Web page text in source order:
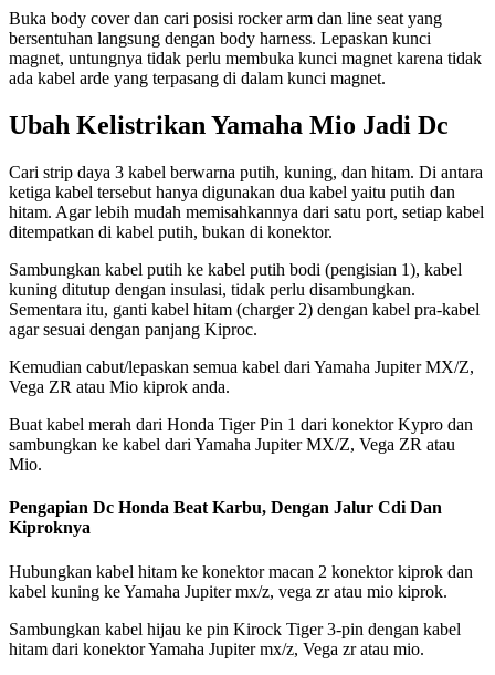
Buka body cover dan cari posisi rocker arm dan line seat yang
bersentuhan langsung dengan body harness. Lepaskan kunci
magnet, untungnya tidak perlu membuka kunci magnet karena tidak
ada kabel arde yang terpasang di dalam kunci magnet.
Ubah Kelistrikan Yamaha Mio Jadi Dc
Cari strip daya 3 kabel berwarna putih, kuning, dan hitam. Di antara
ketiga kabel tersebut hanya digunakan dua kabel yaitu putih dan
hitam. Agar lebih mudah memisahkannya dari satu port, setiap kabel
ditempatkan di kabel putih, bukan di konektor.
Sambungkan kabel putih ke kabel putih bodi (pengisian 1), kabel
kuning ditutup dengan insulasi, tidak perlu disambungkan.
Sementara itu, ganti kabel hitam (charger 2) dengan kabel pra-kabel
agar sesuai dengan panjang Kiproc.
Kemudian cabut/lepaskan semua kabel dari Yamaha Jupiter MX/Z,
Vega ZR atau Mio kiprok anda.
Buat kabel merah dari Honda Tiger Pin 1 dari konektor Kypro dan
sambungkan ke kabel dari Yamaha Jupiter MX/Z, Vega ZR atau
Mio.
Pengapian Dc Honda Beat Karbu, Dengan Jalur Cdi Dan
Kiproknya
Hubungkan kabel hitam ke konektor macan 2 konektor kiprok dan
kabel kuning ke Yamaha Jupiter mx/z, vega zr atau mio kiprok.
Sambungkan kabel hijau ke pin Kirock Tiger 3-pin dengan kabel
hitam dari konektor Yamaha Jupiter mx/z, Vega zr atau mio.